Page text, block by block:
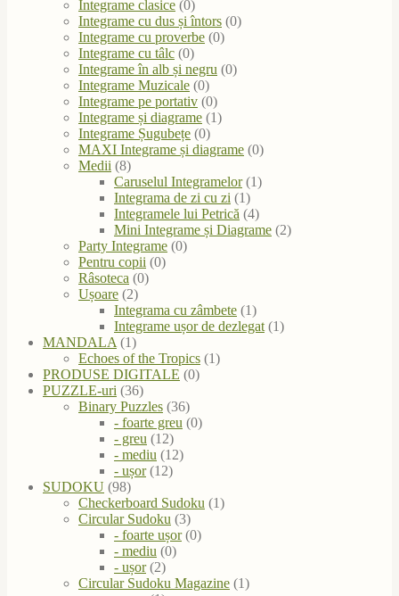
Integrame clasice (0)
Integrame cu dus și întors (0)
Integrame cu proverbe (0)
Integrame cu tâlc (0)
Integrame în alb și negru (0)
Integrame Muzicale (0)
Integrame pe portativ (0)
Integrame și diagrame (1)
Integrame Șugubețe (0)
MAXI Integrame și diagrame (0)
Medii (8)
Caruselul Integramelor (1)
Integrama de zi cu zi (1)
Integramele lui Petrică (4)
Mini Integrame și Diagrame (2)
Party Integrame (0)
Pentru copii (0)
Râsoteca (0)
Ușoare (2)
Integrama cu zâmbete (1)
Integrame ușor de dezlegat (1)
MANDALA (1)
Echoes of the Tropics (1)
PRODUSE DIGITALE (0)
PUZZLE-uri (36)
Binary Puzzles (36)
- foarte greu (0)
- greu (12)
- mediu (12)
- ușor (12)
SUDOKU (98)
Checkerboard Sudoku (1)
Circular Sudoku (3)
- foarte ușor (0)
- mediu (0)
- ușor (2)
Circular Sudoku Magazine (1)